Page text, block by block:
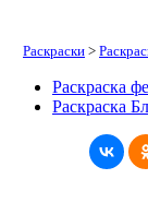
Раскраски >
Раскраска
Раскраска